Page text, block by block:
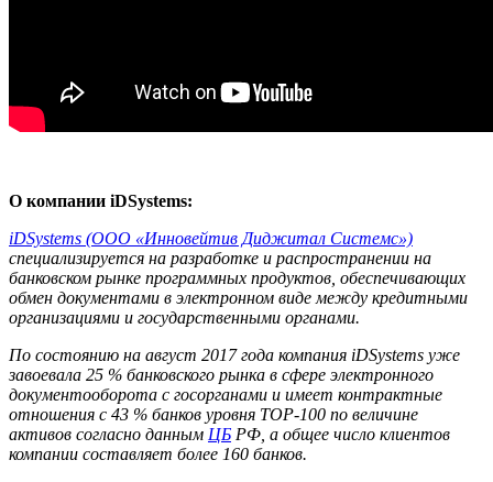
О компании iDSystems:
iDSystems (ООО «Инновейтив Диджитал Системс»)
специализируется на разработке и распространении на
банковском рынке программных продуктов, обеспечивающих
обмен документами в электронном виде между кредитными
организациями и государственными органами.
По состоянию на август 2017 года компания iDSystems уже
завоевала 25 % банковского рынка в сфере электронного
документооборота с госорганами и имеет контрактные
отношения с 43 % банков уровня TOP-100 по величине
активов согласно данным ЦБ РФ, а общее число клиентов
компании составляет более 160 банков.